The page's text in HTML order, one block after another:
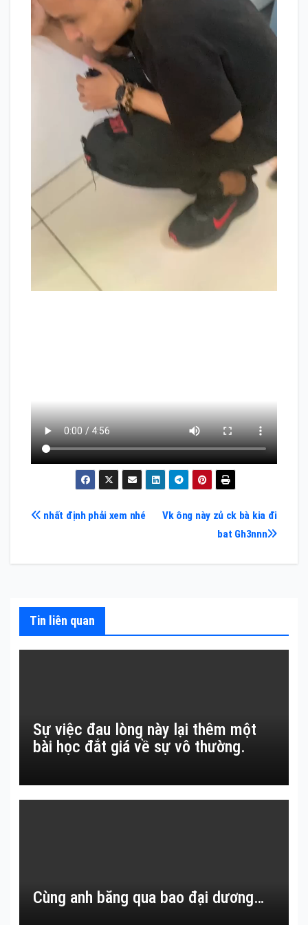
Điều
viết
Vk ông này zủ ck bà kia đi
bat Gh3nnn
nhất định phải xem nhé
Tin liên quan
Sự việc đau lòng này lại thêm một
bài học đắt giá về sự vô thường.
Cùng anh băng qua bao đại dương…